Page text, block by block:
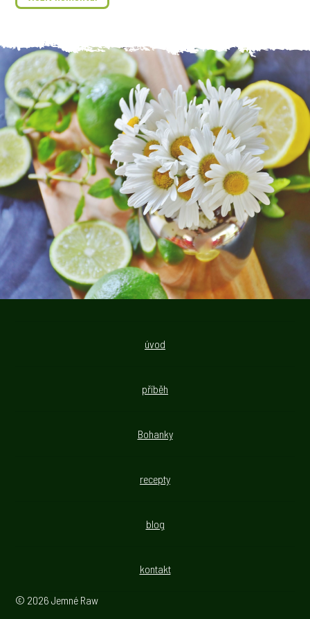
úvod
příběh
Bohanky
recepty
blog
kontakt
© 2026 Jemné Raw